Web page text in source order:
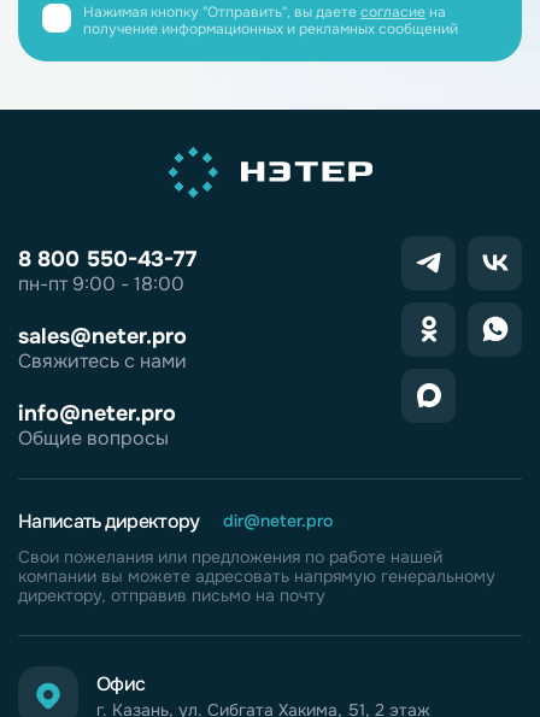
Нажимая кнопку "Отправить", вы даетесогласиена
получение информационных и рекламных сообщений
8 800 550-43-77
пн-пт 9:00 - 18:00
sales@neter.pro
Свяжитесь с нами
info@neter.pro
Общие вопросы
Офис
г. Казань, ул. Сибгата Хакима, 51, 2 этаж
Написать директору
dir@neter.pro
Свои пожелания или предложения по работе нашей
компании вы можете адресовать напрямую генеральному
директору, отправив письмо на почту